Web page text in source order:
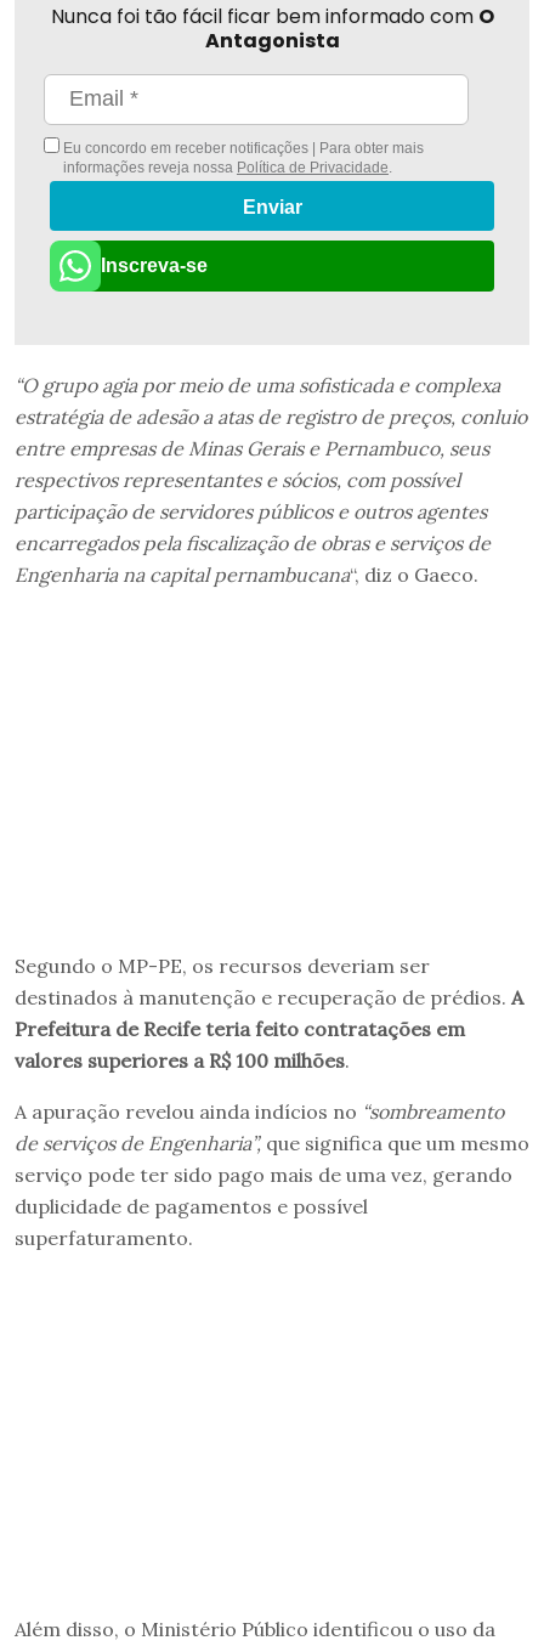
Nunca foi tão fácil ficar bem informado com O
Antagonista
Eu concordo em receber notificações | Para obter mais
informações reveja nossa Política de Privacidade.
Enviar
Inscreva-se
“O grupo agia por meio de uma sofisticada e complexa
estratégia de adesão a atas de registro de preços, conluio
entre empresas de Minas Gerais e Pernambuco, seus
respectivos representantes e sócios, com possível
participação de servidores públicos e outros agentes
encarregados pela fiscalização de obras e serviços de
Engenharia na capital pernambucana“, diz o Gaeco.
Segundo o MP-PE, os recursos deveriam ser
destinados à manutenção e recuperação de prédios. A
Prefeitura de Recife teria feito contratações em
valores superiores a R$ 100 milhões.
A apuração revelou ainda indícios no “sombreamento
de serviços de Engenharia”, que significa que um mesmo
serviço pode ter sido pago mais de uma vez, gerando
duplicidade de pagamentos e possível
superfaturamento.
Além disso, o Ministério Público identificou o uso da